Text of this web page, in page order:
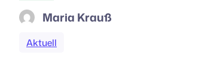
Maria Krauß
Aktuell